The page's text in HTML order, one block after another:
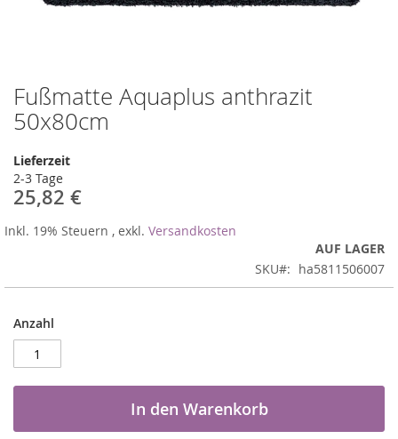
Fußmatte Aquaplus anthrazit
50x80cm
Lieferzeit
2-3 Tage
25,82 €
Inkl. 19% Steuern , exkl. Versandkosten
AUF LAGER
SKU
ha5811506007
Anzahl
In den Warenkorb
Zum
Anfang
der
springen